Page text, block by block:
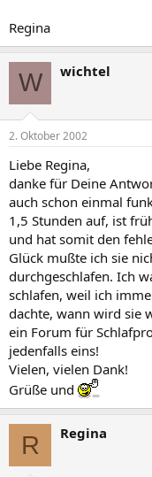
Regina
W wichtel
2. Oktober 2002
Liebe Regina,
danke für Deine
auch schon einmal
1,5 Stunden auf, ist
und hat somit den
Glück mußte ich sie
durchgeschlafen. Ich
schlafen, weil ich
dachte, wann wird sie
ein Forum für
jedenfalls eins!
Vielen, vielen Dank!
Grüße und
R Regina